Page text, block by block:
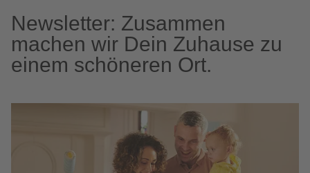
Newsletter: Zusammen
machen wir Dein Zuhause zu
einem schöneren Ort.